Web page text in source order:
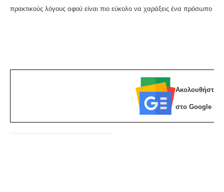
πρακτικούς λόγους αφού είναι πιο εύκολο να χαράξεις ένα πρόσωπο
Ακολουθήστε
στο Google